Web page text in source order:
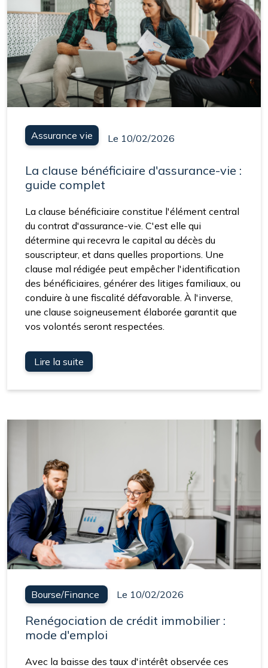
Assurance vie Le 10/02/2026
La clause bénéficiaire d'assurance-vie :
guide complet
La clause bénéficiaire constitue l'élément central
du contrat d'assurance-vie. C'est elle qui
détermine qui recevra le capital au décès du
souscripteur, et dans quelles proportions. Une
clause mal rédigée peut empêcher l'identification
des bénéficiaires, générer des litiges familiaux, ou
conduire à une fiscalité défavorable. À l'inverse,
une clause soigneusement élaborée garantit que
vos volontés seront respectées.
Lire la suite
Bourse/Finance Le 10/02/2026
Renégociation de crédit immobilier :
mode d'emploi
Avec la baisse des taux d'intérêt observée ces